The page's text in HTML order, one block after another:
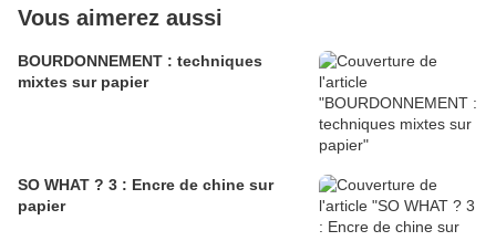
Vous aimerez aussi
BOURDONNEMENT : techniques
mixtes sur papier
SO WHAT ? 3 : Encre de chine sur
papier